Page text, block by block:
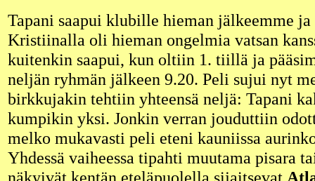
Tapani saapui klubille hieman jälkeemme ja
Kristiinalla oli hieman ongelmia vatsan
kuitenkin saapui, kun oltiin 1. tiillä ja
neljän ryhmän jälkeen 9.20. Peli sujui nyt
birkkujakin tehtiin yhteensä neljä: Tapani
kumpikin yksi. Jonkin verran jouduttiin
melko mukavasti peli eteni kauniissa
Yhdessä vaiheessa tipahti muutama pisara